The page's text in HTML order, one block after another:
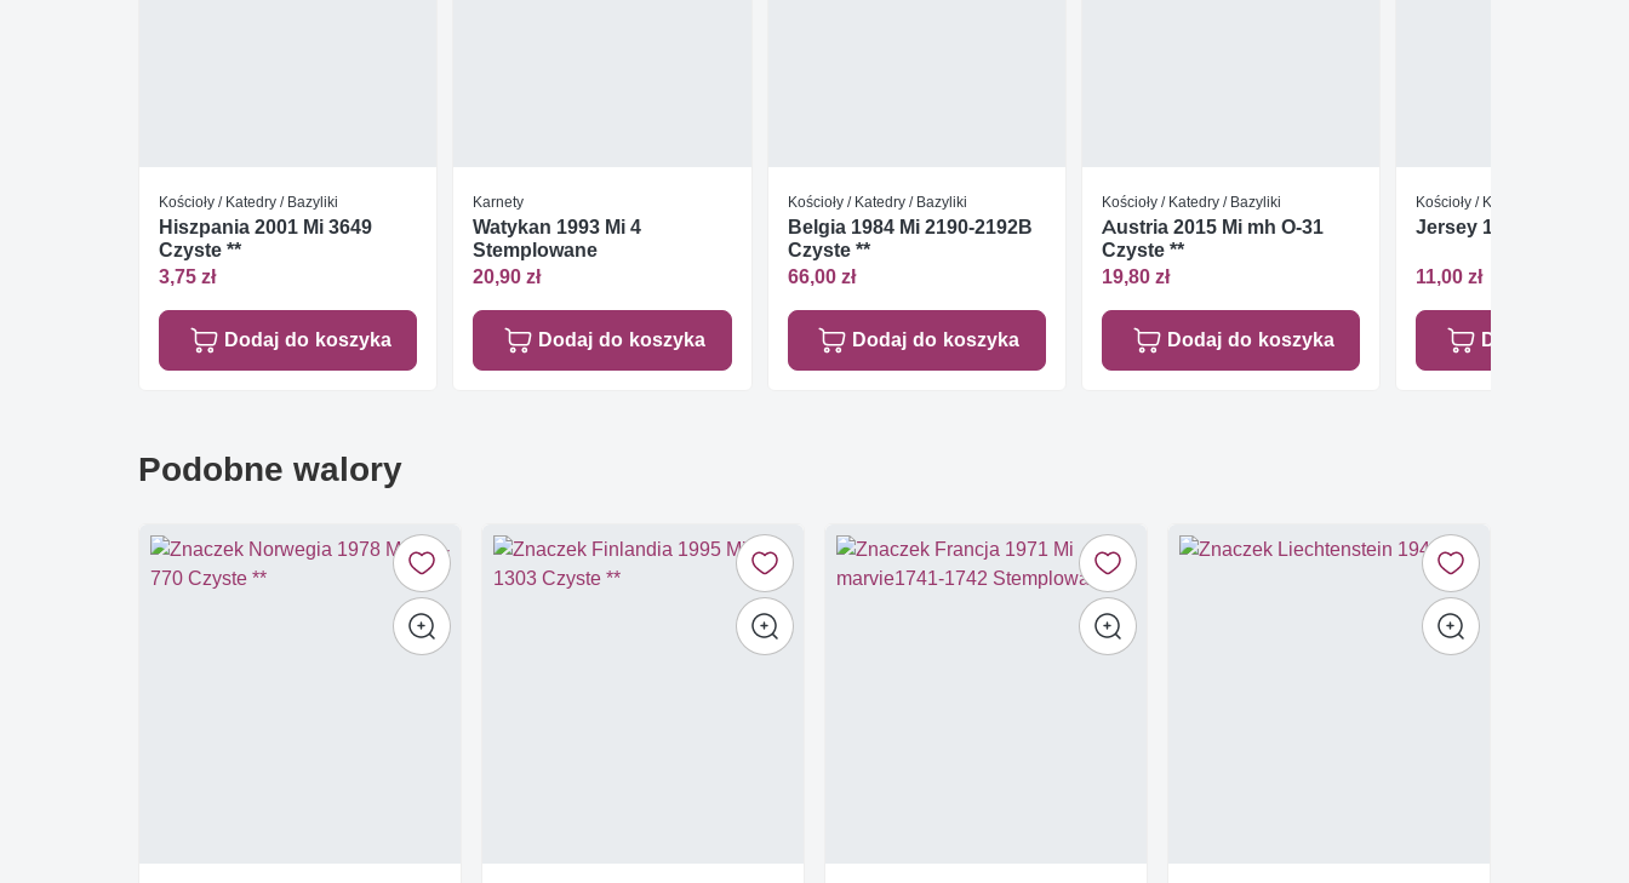
Kościoły / Katedry / Bazyliki
Hiszpania 2001 Mi 3649
Czyste **
3,75 zł
Dodaj do koszyka
Karnety
Watykan 1993 Mi 4
Stemplowane
20,90 zł
Dodaj do koszyka
Kościoły / Katedry / Bazyliki
Belgia 1984 Mi 2190-2192B
Czyste **
66,00 zł
Dodaj do koszyka
Kościoły / Katedry / Bazyliki
Austria 2015 Mi mh O-31
Czyste **
19,80 zł
Dodaj do koszyka
Kościoły / Katedry / Bazyliki
Jersey 1990 Mi 529-
11,00 zł
Dodaj do
Podobne walory